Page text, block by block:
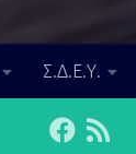
Σ.Δ.Ε.Υ.